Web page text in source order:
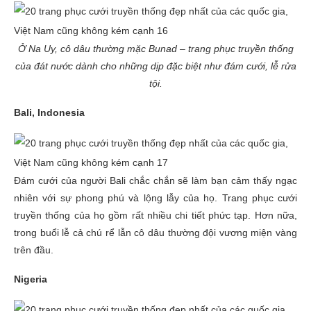
Ở Na Uy, cô dâu thường mặc Bunad – trang phục truyền thống
của đát nước dành cho những dịp đặc biệt như đám cưới, lễ rửa
tội.
Bali, Indonesia
Đám cưới của người Bali chắc chắn sẽ làm bạn cảm thấy ngạc
nhiên với sự phong phú và lộng lẫy của họ. Trang phục cưới
truyền thống của họ gồm rất nhiều chi tiết phức tạp. Hơn nữa,
trong buổi lễ cả chú rể lẫn cô dâu thường đội vương miện vàng
trên đầu.
Nigeria